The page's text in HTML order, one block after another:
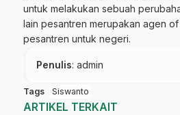
untuk melakukan sebuah
lain pesantren merupakan agen
pesantren untuk negeri.
Penulis: admin
Tags Siswanto
ARTIKEL TERKAIT